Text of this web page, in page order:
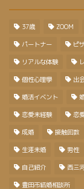
37歳 ZOOM
パートナー ピ
リアルな体験
個性心理學 出
婚活イベント
恋愛未経験 恋
成婚 接触回数
生涯未婚 男性
自己紹介 西三
豊田市結婚相談所